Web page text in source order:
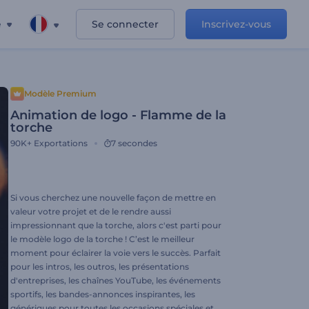
Se connecter Inscrivez-vous
Modèle Premium
Animation de logo - Flamme de la
torche
90K+ Exportations 7 secondes
Si vous cherchez une nouvelle façon de mettre en
valeur votre projet et de le rendre aussi
impressionnant que la torche, alors c'est parti pour
le modèle logo de la torche ! C’est le meilleur
moment pour éclairer la voie vers le succès. Parfait
pour les intros, les outros, les présentations
d'entreprises, les chaînes YouTube, les événements
sportifs, les bandes-annonces inspirantes, les